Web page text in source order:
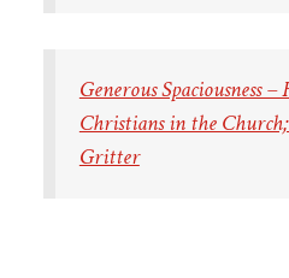
Generous Spaciousness
Christians in the
Gritter